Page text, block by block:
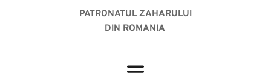
PATRONATUL ZAHARULUI
DIN ROMANIA